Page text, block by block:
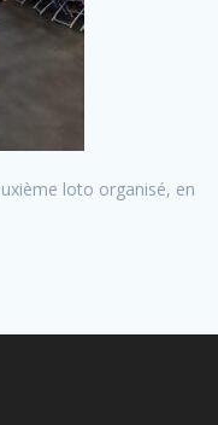
loto organisé, en